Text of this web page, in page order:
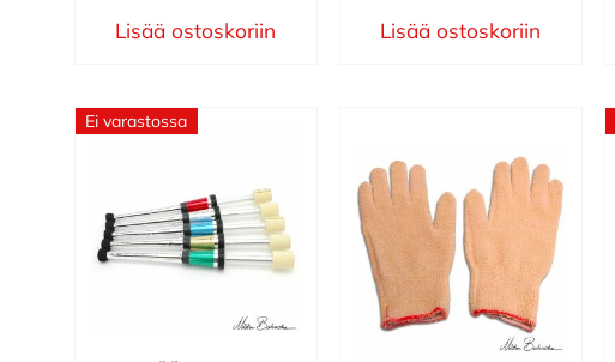
Lisää ostoskoriin Lisää ostoskoriin
Ei varastossa